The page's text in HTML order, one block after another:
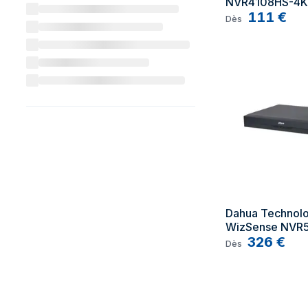
Dès 111 €
Dahua
WizSense
Noir
Dès 326 €